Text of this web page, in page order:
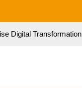
Digital Transformation